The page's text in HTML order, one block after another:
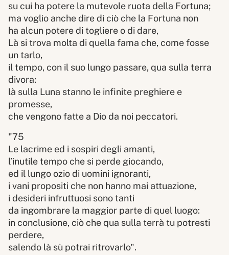
su cui ha potere la mutevole ruota della Fortuna;
ma voglio anche dire di ciò che la Fortuna non
ha alcun potere di togliere o di dare,
Là si trova molta di quella fama che, come fosse
un tarlo,
il tempo, con il suo lungo passare, qua sulla terra
divora:
là sulla Luna stanno le infinite preghiere e
promesse,
che vengono fatte a Dio da noi peccatori.
"75
Le lacrime ed i sospiri degli amanti,
l’inutile tempo che si perde giocando,
ed il lungo ozio di uomini ignoranti,
i vani propositi che non hanno mai attuazione,
i desideri infruttuosi sono tanti
da ingombrare la maggior parte di quel luogo:
in conclusione, ciò che qua sulla terrà tu potresti
perdere,
salendo là sù potrai ritrovarlo".